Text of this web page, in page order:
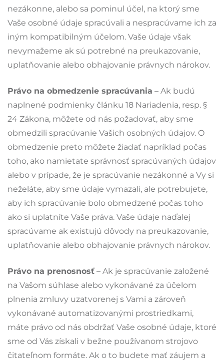
nezákonne, alebo sa pominul účel, na ktorý sme
Vaše osobné údaje spracúvali a nespracúvame ich za
iným kompatibilným účelom. Vaše údaje však
nevymažeme ak sú potrebné na preukazovanie,
uplatňovanie alebo obhajovanie právnych nárokov.
Právo na obmedzenie spracúvania – Ak budú
naplnené podmienky článku 18 Nariadenia, resp. §
24 Zákona, môžete od nás požadovať, aby sme
obmedzili spracúvanie Vašich osobných údajov. O
obmedzenie preto môžete žiadať napríklad počas
toho, ako namietate správnosť spracúvaných údajov
alebo v prípade, že je spracúvanie nezákonné a Vy si
neželáte, aby sme údaje vymazali, ale potrebujete,
aby ich spracúvanie bolo obmedzené počas toho
ako si uplatníte Vaše práva. Vaše údaje naďalej
spracúvame ak existujú dôvody na preukazovanie,
uplatňovanie alebo obhajovanie právnych nárokov.
Právo na prenosnosť – Ak je spracúvanie založené
na Vašom súhlase alebo vykonávané za účelom
plnenia zmluvy uzatvorenej s Vami a zároveň
vykonávané automatizovanými prostriedkami,
máte právo od nás obdržať Vaše osobné údaje, ktoré
sme od Vás získali v bežne používanom strojovo
čitateľnom formáte. Ak o to budete mať záujem a